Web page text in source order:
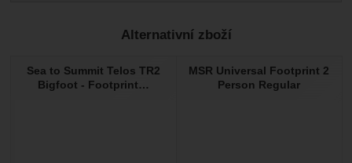
Nebyla přidána žádná recenze.
Alternativní zboží
Sea to Summit Telos TR2
Bigfoot - Footprint…
MSR Universal Footprint 2
Person Regular